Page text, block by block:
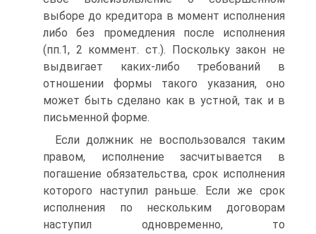
выборе до кредитора в момент исполнения
либо без промедления после исполнения
(пп.1, 2 коммент. ст.). Поскольку закон не
выдвигает каких-либо требований в
отношении формы такого указания, оно
может быть сделано как в устной, так и в
письменной форме.
Если должник не воспользовался таким
правом, исполнение засчитывается в
погашение обязательства, срок исполнения
которого наступил раньше. Если же срок
исполнения по нескольким договорам
наступил одновременно, то